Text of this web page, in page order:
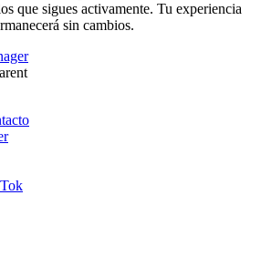
que sigues activamente. Tu experiencia
sin cambios.